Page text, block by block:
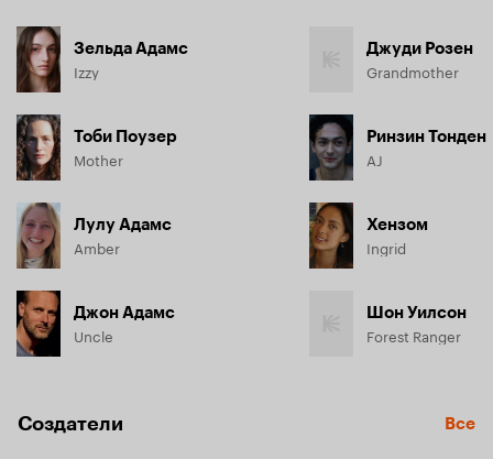
Зельда Адамс
Izzy
Тоби Поузер
Mother
Лулу Адамс
Amber
Джон Адамс
Uncle
Джуди Розен
Grandmother
Ринзин Тонден
AJ
Хензом
Ingrid
Шон Уилсон
Forest Ranger
Создатели Все